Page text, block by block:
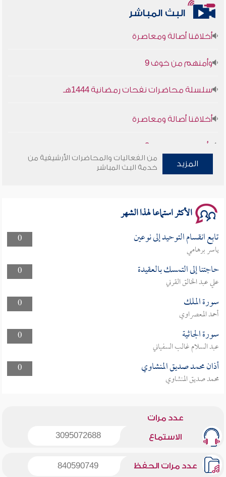
البث المباشر
سلسلة محاضرات نفحات رمضانية 1444هـ
المزيد
من الفعاليات والمحاضرات الأرشيفية من
خدمة البث المباشر
الأكثر استماعا لهذا الشهر
0 تابع انقسام التوحيد إلى نوعين
ياسر برهامي
0
حاجتنا إلى التمسك بالعقيدة
علي عبد الخالق القرني
0
سورة الملك
أحمد المعصراوي
0
سورة الجاثية
عبد السلام غالب السفياني
0
أذان محمد صديق المنشاوي
محمد صديق المنشاوي
عدد مرات
الاستماع 3095072688
عدد مرات الحفظ 840590749